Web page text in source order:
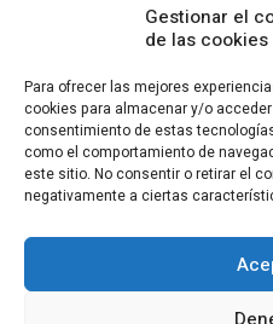
Gestionar el
de las cookies
Para ofrecer las mejores
cookies para almacenar y/o
consentimiento de estas
como el comportamiento de
este sitio. No consentir o retirar el
negativamente a ciertas
CONTACTO
Calle Cea Bermúdez, 3
28003 - Madrid. España
fundacion.cotec@cotec.es
POLÍTICA DE PRIVACIDAD